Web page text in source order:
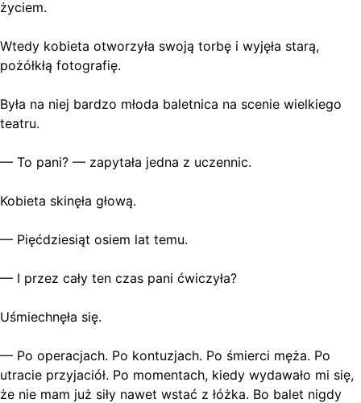
życiem.
Wtedy kobieta otworzyła swoją torbę i wyjęła starą,
pożółkłą fotografię.
Była na niej bardzo młoda baletnica na scenie wielkiego
teatru.
— To pani? — zapytała jedna z uczennic.
Kobieta skinęła głową.
— Pięćdziesiąt osiem lat temu.
— I przez cały ten czas pani ćwiczyła?
Uśmiechnęła się.
— Po operacjach. Po kontuzjach. Po śmierci męża. Po
utracie przyjaciół. Po momentach, kiedy wydawało mi się,
że nie mam już siły nawet wstać z łóżka. Bo balet nigdy